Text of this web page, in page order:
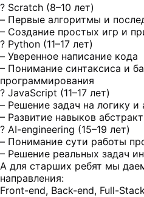
? Scratch (8–10 лет)
– Первые алгоритмы и
– Создание простых игр и
? Python (11–17 лет)
– Уверенное написание кода
– Понимание синтаксиса и
программирования
? JavaScript (11–17 лет)
– Решение задач на логику и
– Развитие навыков
? AI-engineering (15–19 лет)
– Понимание сути работы
– Решение реальных задач
А для старших ребят мы
направления:
Front-end, Back-end, Full-